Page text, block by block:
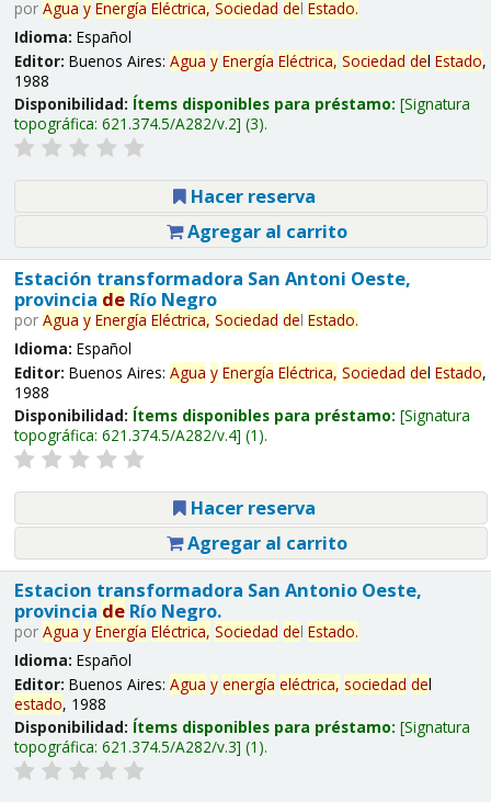
por Agua y Energía Eléctrica, Sociedad del Estado.
Idioma: Español
Editor: Buenos Aires: Agua y Energía Eléctrica, Sociedad del Estado,
1988
Disponibilidad: Ítems disponibles para préstamo: Signatura
topográfica: 621.374.5/A282/v.2 (3).
Hacer reserva
Agregar al carrito
Estación transformadora San Antoni Oeste,
provincia deRío Negro
por Agua y Energía Eléctrica, Sociedad del Estado.
Idioma: Español
Editor: Buenos Aires: Agua y Energía Eléctrica, Sociedad del Estado,
1988
Disponibilidad: Ítems disponibles para préstamo: Signatura
topográfica: 621.374.5/A282/v.4 (1).
Hacer reserva
Agregar al carrito
Estacion transformadora San Antonio Oeste,
provincia deRío Negro.
por Agua y Energía Eléctrica, Sociedad del Estado.
Idioma: Español
Editor: Buenos Aires: Agua y energía eléctrica, sociedad del
estado, 1988
Disponibilidad: Ítems disponibles para préstamo: Signatura
topográfica: 621.374.5/A282/v.3 (1).